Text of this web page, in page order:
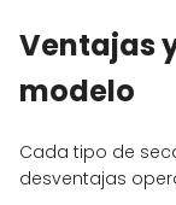
Ventajas
modelo
Cada tipo de
desventajas